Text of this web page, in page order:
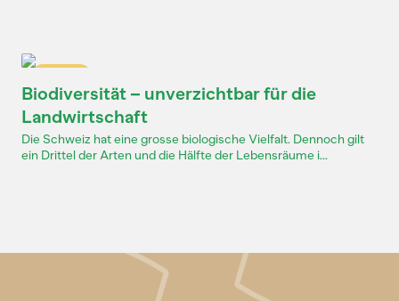
Biodiversität – unverzichtbar für die
Landwirtschaft
Die Schweiz hat eine grosse biologische Vielfalt. Dennoch gilt
ein Drittel der Arten und die Hälfte der Lebensräume i...